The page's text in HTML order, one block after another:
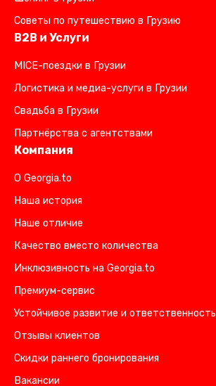
Советы по путешествию в Грузию
B2B и Услуги
MICE-поездки в Грузии
Логистика и медиа-услуги в Грузии
Свадьба в Грузии
Партнёрства с агентствами
Компания
О Georgia.to
Наша история
Наше отличие
Качество вместо количества
Инклюзивность на Georgia.to
Премиум-сервис
Устойчивое развитие и ответственность
Отзывы клиентов
Скидки раннего бронирования
Вакансии